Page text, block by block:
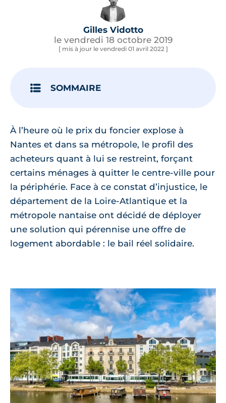
Gilles Vidotto
le vendredi 18 octobre 2019
[ mis à jour le vendredi 01 avril 2022 ]
SOMMAIRE
À l’heure où le prix du foncier explose à
Nantes et dans sa métropole, le profil des
acheteurs quant à lui se restreint, forçant
certains ménages à quitter le centre-ville pour
la périphérie. Face à ce constat d’injustice, le
département de la Loire-Atlantique et la
métropole nantaise ont décidé de déployer
une solution qui pérennise une offre de
logement abordable : le bail réel solidaire.